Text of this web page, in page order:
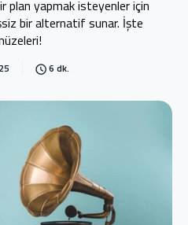
plan yapmak isteyenler için
bir alternatif sunar. İşte
6 dk.